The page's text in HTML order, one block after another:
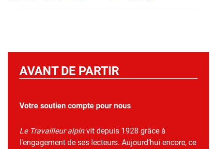
AVANT DE PARTIR
Votre soutien compte pour nous
Le Travailleur alpinvit depuis 1928 grâce à
l’engagement de ses lecteurs. Aujourd’hui encore, ce